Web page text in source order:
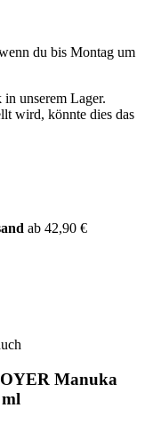
du bis Montag um
unserem Lager.
wird, könnte dies das
ab 42,90 €
Manuka